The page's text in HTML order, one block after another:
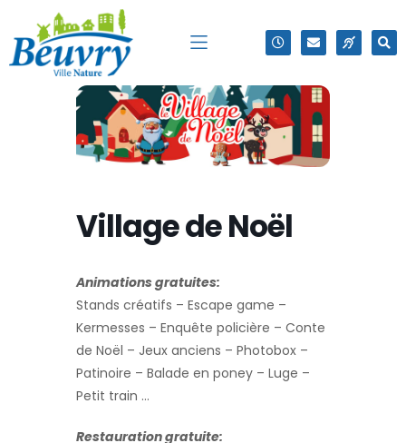
Village de Noël
Animations gratuites:
Stands créatifs – Escape game –
Kermesses – Enquête policière – Conte
de Noël – Jeux anciens – Photobox –
Patinoire – Balade en poney – Luge –
Petit train …
Restauration gratuite: